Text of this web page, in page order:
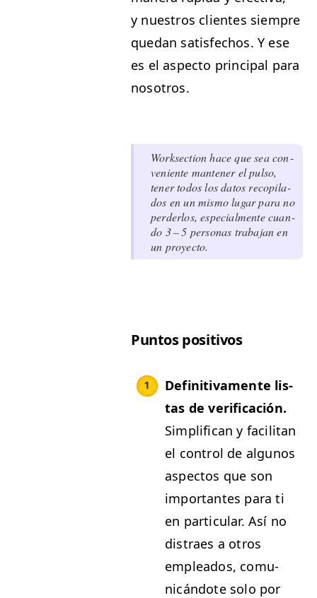
y nue­stros clientes siem­pre
quedan sat­is­fe­chos. Y ese
es el aspec­to prin­ci­pal para
nosotros.
Work­sec­tion hace que sea con­
ve­niente man­ten­er el pul­so,
ten­er todos los datos recopi­la­
dos en un mis­mo lugar para no
perder­los, espe­cial­mente cuan­
do 3 – 5 per­sonas tra­ba­jan en
un proyecto.
Pun­tos positivos
Defin­i­ti­va­mente lis­
tas de ver­i­fi­cación.
Sim­pli­f­i­can y facil­i­tan
el con­trol de algunos
aspec­tos que son
impor­tantes para ti
en par­tic­u­lar. Así no
dis­traes a otros
emplea­d­os, comu­
nicán­dote solo por